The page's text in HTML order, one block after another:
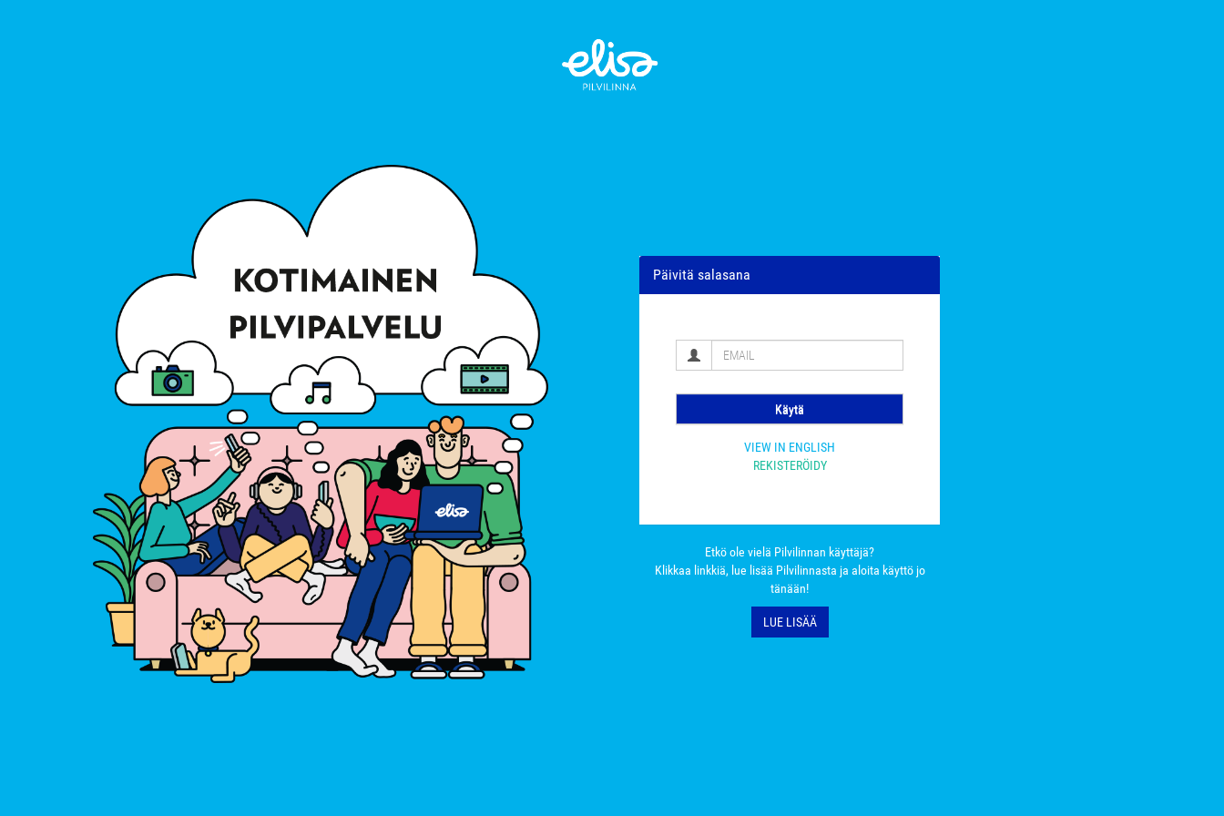
Päivitä salasana
Käytä
VIEW IN ENGLISH
REKISTERÖIDY
Etkö ole vielä Pilvilinnan käyttäjä?
Klikkaa linkkiä, lue lisää Pilvilinnasta ja aloita käyttö jo
tänään!
LUE LISÄÄ